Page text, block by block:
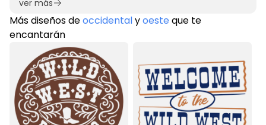
ver más
Más diseños deoccidentalyoesteque te
encantarán